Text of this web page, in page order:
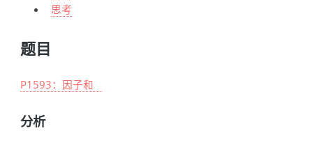
思考
题目
P1593：因子和
分析